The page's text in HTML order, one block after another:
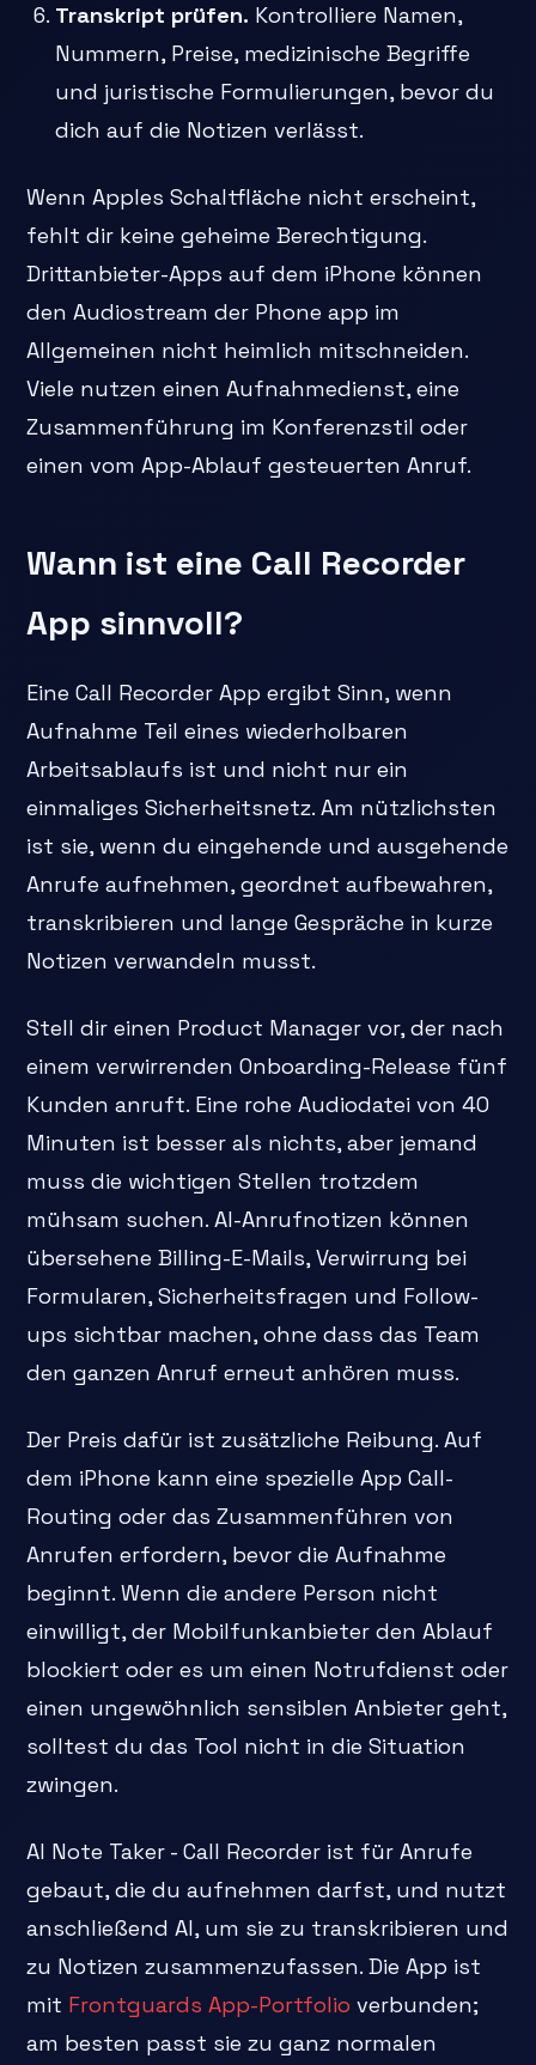
Transkript prüfen. Kontrolliere Namen,
Nummern, Preise, medizinische Begriffe
und juristische Formulierungen, bevor du
dich auf die Notizen verlässt.
Wenn Apples Schaltfläche nicht erscheint,
fehlt dir keine geheime Berechtigung.
Drittanbieter-Apps auf dem iPhone können
den Audiostream der Phone app im
Allgemeinen nicht heimlich mitschneiden.
Viele nutzen einen Aufnahmedienst, eine
Zusammenführung im Konferenzstil oder
einen vom App-Ablauf gesteuerten Anruf.
Wann ist eine Call Recorder
App sinnvoll?
Eine Call Recorder App ergibt Sinn, wenn
Aufnahme Teil eines wiederholbaren
Arbeitsablaufs ist und nicht nur ein
einmaliges Sicherheitsnetz. Am nützlichsten
ist sie, wenn du eingehende und ausgehende
Anrufe aufnehmen, geordnet aufbewahren,
transkribieren und lange Gespräche in kurze
Notizen verwandeln musst.
Stell dir einen Product Manager vor, der nach
einem verwirrenden Onboarding-Release fünf
Kunden anruft. Eine rohe Audiodatei von 40
Minuten ist besser als nichts, aber jemand
muss die wichtigen Stellen trotzdem
mühsam suchen. AI-Anrufnotizen können
übersehene Billing-E-Mails, Verwirrung bei
Formularen, Sicherheitsfragen und Follow-
ups sichtbar machen, ohne dass das Team
den ganzen Anruf erneut anhören muss.
Der Preis dafür ist zusätzliche Reibung. Auf
dem iPhone kann eine spezielle App Call-
Routing oder das Zusammenführen von
Anrufen erfordern, bevor die Aufnahme
beginnt. Wenn die andere Person nicht
einwilligt, der Mobilfunkanbieter den Ablauf
blockiert oder es um einen Notrufdienst oder
einen ungewöhnlich sensiblen Anbieter geht,
solltest du das Tool nicht in die Situation
zwingen.
AI Note Taker - Call Recorder ist für Anrufe
gebaut, die du aufnehmen darfst, und nutzt
anschließend AI, um sie zu transkribieren und
zu Notizen zusammenzufassen. Die App ist
mit Frontguards App-Portfolio verbunden;
am besten passt sie zu ganz normalen